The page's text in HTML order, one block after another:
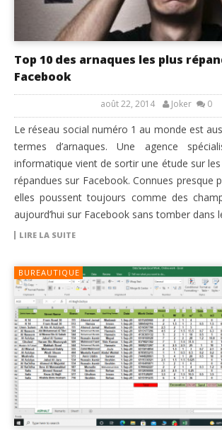
Top 10 des arnaques les plus
Facebook
août 22, 2014 Joker 0
Le réseau social numéro 1 au monde est
termes d’arnaques. Une agence
informatique vient de sortir une étude sur
répandues sur Facebook. Connues presque
elles poussent toujours comme des
aujourd’hui sur Facebook sans tomber dans
LIRE LA SUITE
BUREAUTIQUE